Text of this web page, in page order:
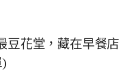
豆花堂，藏在早餐店